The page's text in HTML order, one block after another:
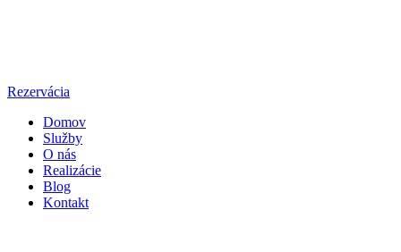
Rezervácia
Domov
Služby
O nás
Realizácie
Blog
Kontakt